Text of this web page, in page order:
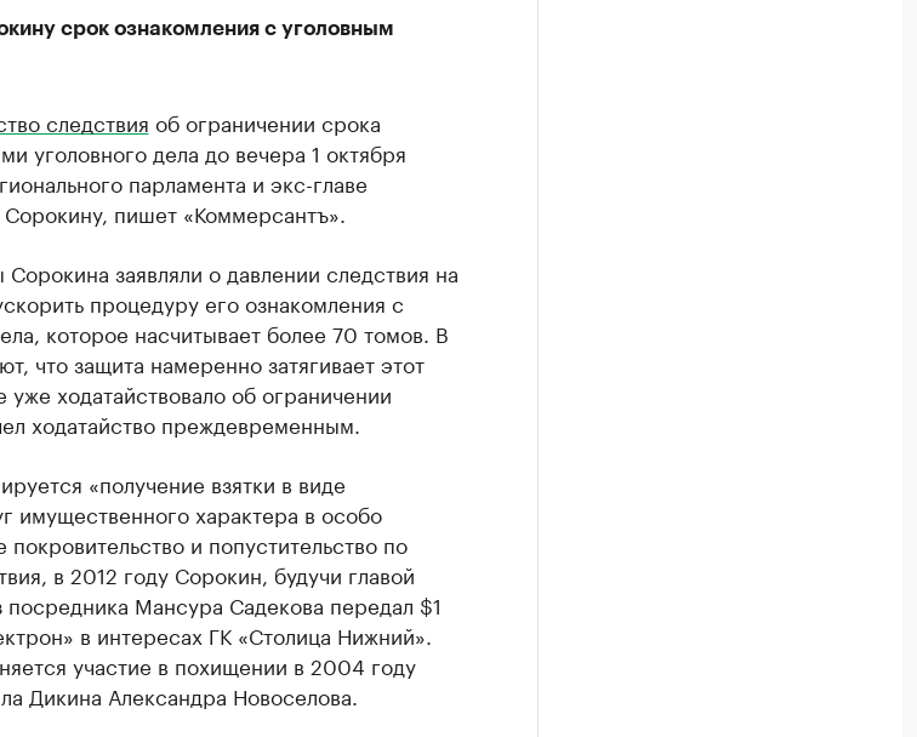
срок ознакомления с уголовным
следствия об ограничении срока
уголовного дела до вечера 1 октября
парламента и экс-главе
пишет «Коммерсантъ».
заявляли о давлении следствия на
процедуру его ознакомления с
которое насчитывает более 70 томов. В
что защита намеренно затягивает этот
ходатайствовало об ограничении
ходатайство преждевременным.
«получение взятки в виде
имущественного характера в особо
и попустительство по
в 2012 году Сорокин, будучи главой
Мансура Садекова передал $1
в интересах ГК «Столица Нижний».
участие в похищении в 2004 году
Дикина Александра Новоселова.